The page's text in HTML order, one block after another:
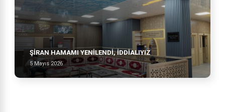
ŞİRAN HAMAMI YENİLENDİ, İDDİALIYIZ
5 Mayıs 2026